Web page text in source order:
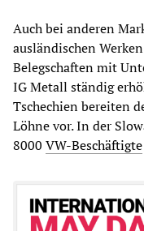
Auch bei anderen
ausländischen
Belegschaften mit
IG Metall ständig
Tschechien bereiten
Löhne vor. In der
8000 VW-Beschäftigte